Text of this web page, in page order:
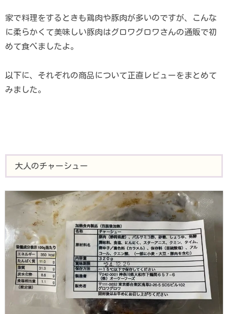
家で料理をするときも鶏肉や豚肉が多いのですが、こんな
に柔らかくて美味しい豚肉はグロワグロワさんの通販で初
めて食べましたよ。
以下に、それぞれの商品について正直レビューをまとめて
みました。
大人のチャーシュー